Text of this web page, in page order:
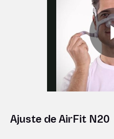
Ajuste de AirFit N20